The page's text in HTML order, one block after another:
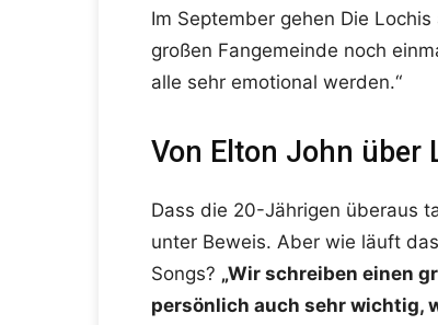
Im September gehen Die
großen Fangemeinde noch
alle sehr emotional werden.“
Von Elton John über
Dass die 20-Jährigen überaus
unter Beweis. Aber wie läuft
Songs? „Wir schreiben einen
persönlich auch sehr wichtig,